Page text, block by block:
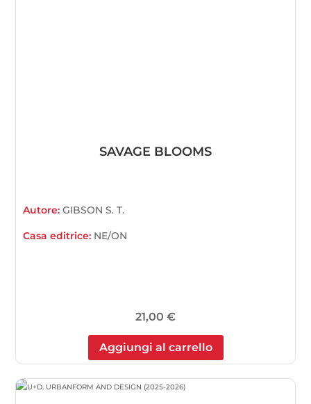
SAVAGE BLOOMS
Autore:GIBSON S. T.
Casa editrice: NE/ON
21,00 €
Aggiungi al carrello